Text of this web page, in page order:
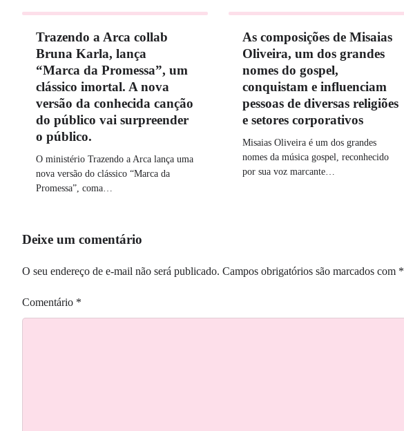
Trazendo a Arca collab
Bruna Karla, lança
“Marca da Promessa”, um
clássico imortal. A nova
versão da conhecida canção
do público vai surpreender
o público.
O ministério Trazendo a Arca lança uma
nova versão do clássico “Marca da
Promessa”, coma…
As composições de Misaias
Oliveira, um dos grandes
nomes do gospel,
conquistam e influenciam
pessoas de diversas religiões
e setores corporativos
Misaias Oliveira é um dos grandes
nomes da música gospel, reconhecido
por sua voz marcante…
Deixe um comentário
O seu endereço de e-mail não será publicado. Campos obrigatórios são marcados com *
Comentário *